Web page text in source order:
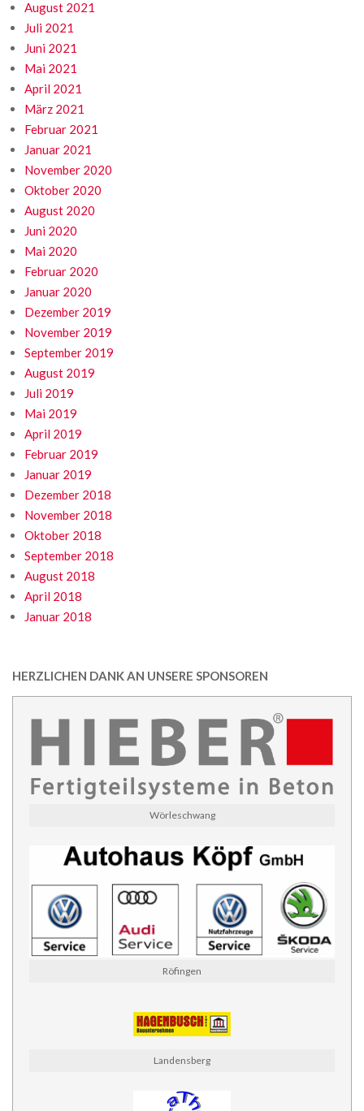
August 2021
Juli 2021
Juni 2021
Mai 2021
April 2021
März 2021
Februar 2021
Januar 2021
November 2020
Oktober 2020
August 2020
Juni 2020
Mai 2020
Februar 2020
Januar 2020
Dezember 2019
November 2019
September 2019
August 2019
Juli 2019
Mai 2019
April 2019
Februar 2019
Januar 2019
Dezember 2018
November 2018
Oktober 2018
September 2018
August 2018
April 2018
Januar 2018
HERZLICHEN DANK AN UNSERE SPONSOREN
Wörleschwang
Röfingen
Landensberg